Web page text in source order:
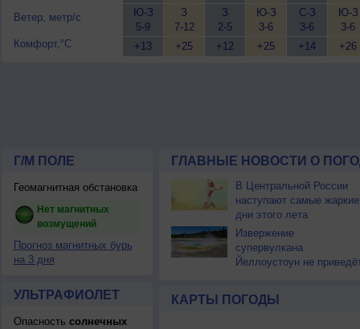
Ветер, метр/с
Комфорт,°C
Ю-З
5-9
+13
З
7-12
+25
З
2-5
+12
Ю-З
3-6
+25
С-З
3-6
+14
Ю-З
3-6
+26
Г/М ПОЛЕ
Геомагнитная обстановка
Нет магнитных
возмущений
Прогноз магнитных бурь
на 3 дня
УЛЬТРАФИОЛЕТ
Опасность солнечных
ГЛАВНЫЕ НОВОСТИ О
В Центральной России
наступают самые жаркие
дни этого лета
Извержение
супервулкана
Йеллоустоун не
КАРТЫ ПОГОДЫ